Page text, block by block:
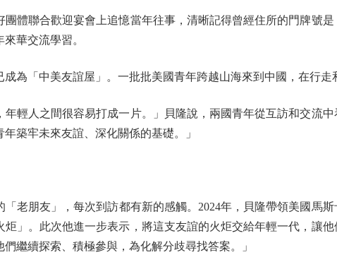
聯合歡迎宴會上追憶當年往事，清晰記得曾經住所的門牌號是
華交流學習。
「中美友誼屋」。一批批美國青年跨越山海來到中國，在行走
人之間很容易打成一片。」貝隆說，兩國青年從互訪和交流中
築牢未來友誼、深化關係的基礎。」
朋友」，每次到訪都有新的感觸。2024年，貝隆帶領美國馬
」。此次他進一步表示，將這支友誼的火炬交給年輕一代，讓
繼續探索、積極參與，為化解分歧尋找答案。」